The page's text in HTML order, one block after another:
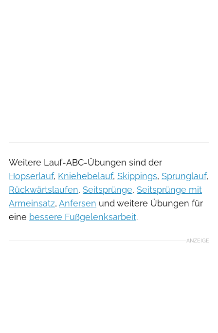
Weitere Lauf-ABC-Übungen sind der
Hopserlauf, Kniehebelauf, Skippings, Sprunglauf,
Rückwärtslaufen, Seitsprünge, Seitsprünge mit
Armeinsatz, Anfersen und weitere Übungen für
eine bessere Fußgelenksarbeit.
ANZEIGE